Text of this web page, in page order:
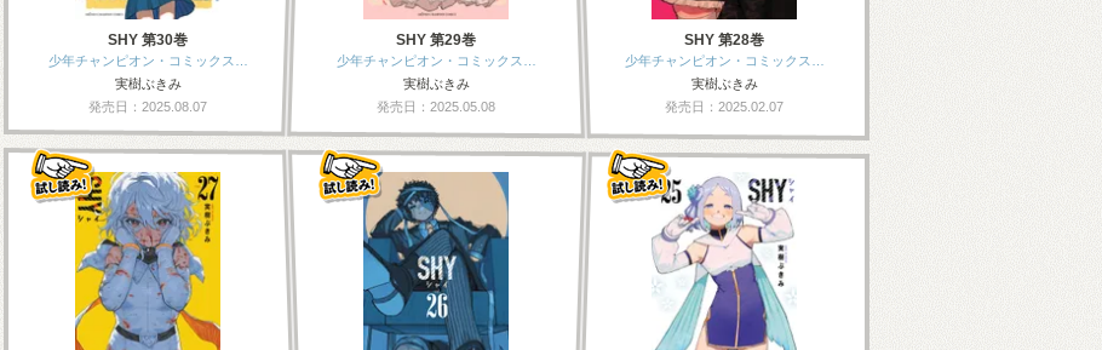
SHY 第30巻
少年チャンピオン・コミックス…
実樹ぶきみ
発売日：2025.08.07
SHY 第29巻
少年チャンピオン・コミックス…
実樹ぶきみ
発売日：2025.05.08
SHY 第28巻
少年チャンピオン・コミックス…
実樹ぶきみ
発売日：2025.02.07